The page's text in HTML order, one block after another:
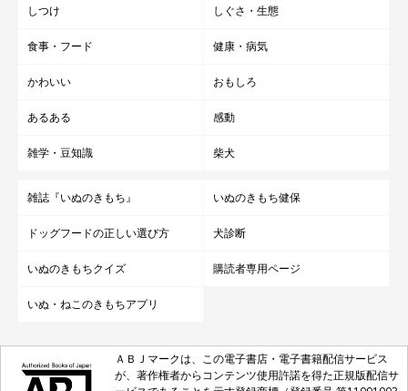
しつけ しぐさ・生態
食事・フード 健康・病気
かわいい おもしろ
あるある 感動
雑学・豆知識 柴犬
雑誌『いぬのきもち』 いぬのきもち健保
ドッグフードの正しい選び方 犬診断
いぬのきもちクイズ 購読者専用ページ
いぬ・ねこのきもちアプリ
ＡＢＪマークは、この電子書店・電子書籍配信サービス
が、著作権者からコンテンツ使用許諾を得た正規版配信サ